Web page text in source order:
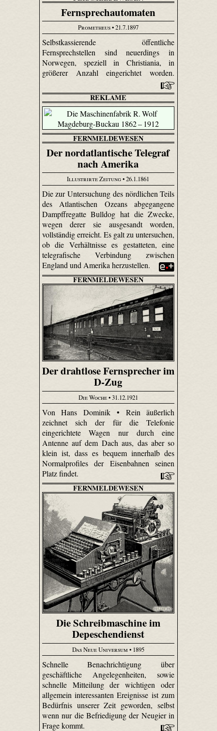
Fernsprechautomaten
Prometheus• 21.7.1897
Selbst­kassierende öffentliche
Fernsprechstellen sind neuerdings in
Norwegen, speziell in Christiania, in
größerer Anzahl eingerichtet worden.
REKLAME
FERNMELDEWESEN
Der nordatlantische Telegraf
nach Amerika
Illustrirte Zeitung• 26.1.1861
Die zur Untersuchung des nördlichen Teils
des Atlantischen Ozeans abgegangene
Dampffregatte Bulldog hat die Zwecke,
wegen derer sie ausgesandt worden,
vollständig erreicht. Es galt zu untersuchen,
ob die Verhältnisse es gestatteten, eine
telegrafische Verbindung zwischen
England und Amerika herzustellen.
FERNMELDEWESEN
Der drahtlose Fernsprecher im
D-Zug
Die Woche• 31.12.1921
Von Hans Dominik • Rein äußerlich
zeichnet sich der für die Telefonie
eingerichtete Wagen nur durch eine
Antenne auf dem Dach aus, das aber so
klein ist, dass es bequem innerhalb des
Normalprofiles der Eisenbahnen seinen
Platz findet.
FERNMELDEWESEN
Die Schreibmaschine im
Depeschendienst
Das Neue Universum • 1895
Schnelle Benachrichtigung über
geschäftliche Angelegenheiten, sowie
schnelle Mitteilung der wichtigen oder
allgemein interessanten Ereignisse ist zum
Bedürfnis unserer Zeit geworden, selbst
wenn nur die Befriedigung der Neugier in
Frage kommt.